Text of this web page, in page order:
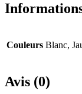
Couleurs Blanc,
Avis (0)